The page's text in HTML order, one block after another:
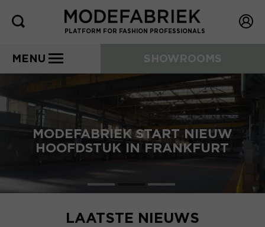
PLATFORM FOR FASHION PROFESSIONALS
MENU SHOWROOMS
MODEFABRIEK START NIEUW
HOOFDSTUK IN FRANKFURT
LAATSTE NIEUWS